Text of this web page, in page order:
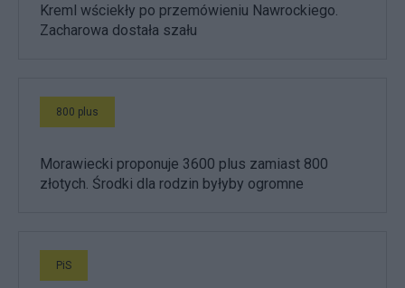
Kreml wściekły po przemówieniu Nawrockiego.
Zacharowa dostała szału
800 plus
Morawiecki proponuje 3600 plus zamiast 800
złotych. Środki dla rodzin byłyby ogromne
PiS